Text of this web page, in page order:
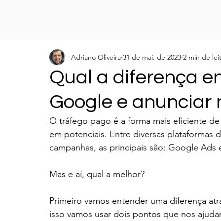
Qual a diferença
Google e anunciar
Adriano Oliveira 31 de mai. de 2023 2 min de
O tráfego pago é a forma mais eficiente
em potenciais. Entre diversas plataformas
campanhas, as principais são: Google
Mas e aí, qual a melhor?
Primeiro vamos entender uma diferença
isso vamos usar dois pontos que nos